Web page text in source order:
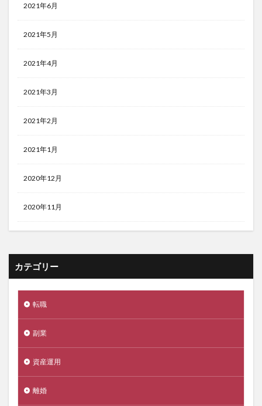
2021年6月
2021年5月
2021年4月
2021年3月
2021年2月
2021年1月
2020年12月
2020年11月
カテゴリー
転職
副業
資産運用
離婚